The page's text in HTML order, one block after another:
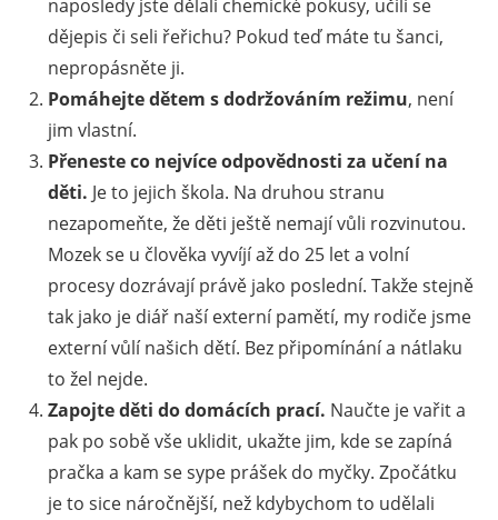
naposledy jste dělali chemické pokusy, učili se
dějepis či seli řeřichu? Pokud teď máte tu šanci,
nepropásněte ji.
Pomáhejte dětem s dodržováním režimu, není
jim vlastní.
Přeneste co nejvíce odpovědnosti za učení na
děti. Je to jejich škola. Na druhou stranu
nezapomeňte, že děti ještě nemají vůli rozvinutou.
Mozek se u člověka vyvíjí až do 25 let a volní
procesy dozrávají právě jako poslední. Takže stejně
tak jako je diář naší externí pamětí, my rodiče jsme
externí vůlí našich dětí. Bez připomínání a nátlaku
to žel nejde.
Zapojte děti do domácích prací. Naučte je vařit a
pak po sobě vše uklidit, ukažte jim, kde se zapíná
pračka a kam se sype prášek do myčky. Zpočátku
je to sice náročnější, než kdybychom to udělali